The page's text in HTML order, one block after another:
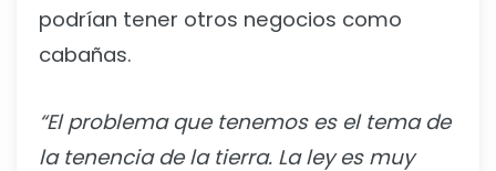
podrían tener otros negocios como
cabañas.
“El problema que tenemos es el tema de
la tenencia de la tierra. La ley es muy